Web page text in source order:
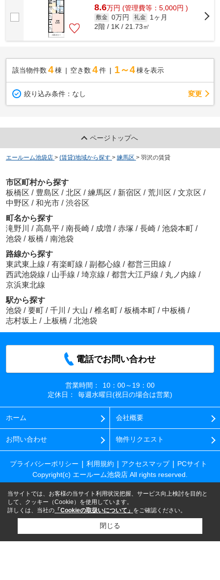
8.6万円 (管理費等：5,000円 )
敷金 0万円 礼金
1ヶ月
2階 / 1K / 21.73㎡
該当物件数 4棟 空き数 4 件 1～4 棟を表示
絞り込み条件： なし 変更
ページトップへ
エールーム池袋店 > (賃貸)地域から探す > 練馬区 > 羽沢の賃貸
市区町村から探す
板橋区 / 豊島区 / 北区 / 練馬区 / 新宿区 / 荒川区 / 文京区 /
中野区 / 和光市 / 渋谷区
町名から探す
滝野川 / 高島平 / 南長崎 / 成増 / 赤塚 / 長崎 / 池袋本町 /
池袋 / 板橋 / 南池袋
路線から探す
東武東上線 / 有楽町線 / 副都心線 / 都営三田線 /
西武池袋線 / 山手線 / 埼京線 / 都営大江戸線 / 丸ノ内線 /
京浜東北線
駅から探す
池袋 / 要町 / 千川 / 大山 / 椎名町 / 板橋本町 / 中板橋 /
志村坂上 / 上板橋 / 北池袋
電話でお問い合わせ
営業時間：
10：00～19：00
定休日：
毎週水曜日(祝日の場合は営業)
ホーム 会社概要
お問い合わせ 物件リクエスト
プライバシーポリシー 利用規約 アクセスマップ
PCサイト
Copyright(c) エールーム池袋店 All rights reserved.
当サイトでは、お客様の当サイト利用状況把握、サービス向上検討を目的と
して、クッキー（Cookie）を使用しています。
詳しくは、当社の 「Cookieの取扱いについて」 をご確認ください。
閉じる